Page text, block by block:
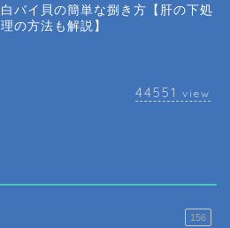
白バイ貝の簡単な捌き方【肝の下処
理の方法も解説】
44551 view
156